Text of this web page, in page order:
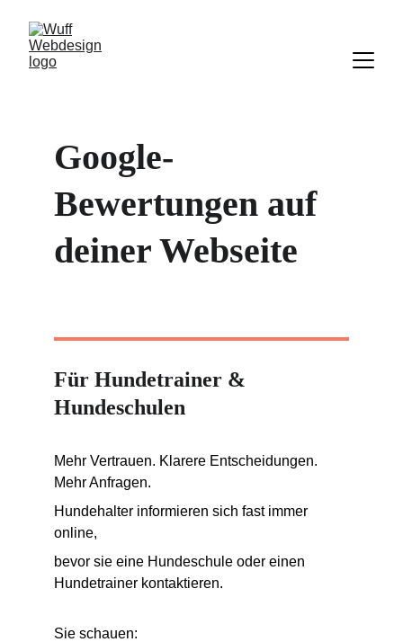
Google-
Bewertungen auf
deiner Webseite
Für Hundetrainer &
Hundeschulen
Mehr Vertrauen. Klarere Entscheidungen.
Mehr Anfragen.
Hundehalter informieren sich fast immer
online,
bevor sie eine Hundeschule oder einen
Hundetrainer kontaktieren.
Sie schauen: